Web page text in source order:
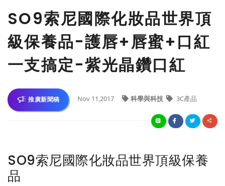
SO9索尼國際化妝品世界頂
級保養品-護唇+唇蜜+口紅
一支搞定-紫光晶鑽口紅
推廣新聞稿 Nov 11,2017 科學與科技 3C產品
SO9索尼國際化妝品世界頂級保養
品